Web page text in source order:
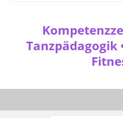
Tanzpädagogik